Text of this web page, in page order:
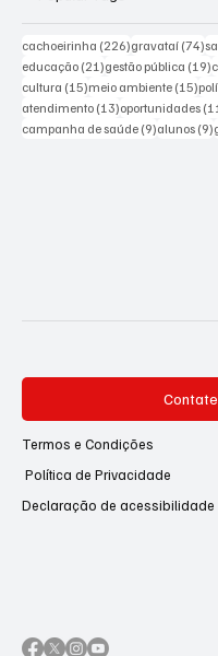
cachoeirinha (226)226 posts
gravataí (74)
educação (21)21 posts
gestão pública (19)
cultura (15)15 posts
meio ambiente (15)15
atendimento (13)13 posts
oportunidades
campanha de saúde (9)9 posts
alunos (9)
Termos e Condições
Política de Privacidade
Declaração de acessibilidade